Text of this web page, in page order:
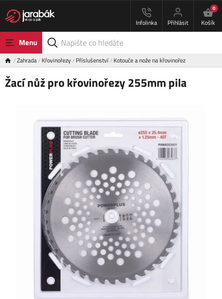
Infolinka Přihlásit
0
Košík
Menu
Zahrada Křovinořezy Příslušenství Kotouče a nože na křovinořez
Žací nůž pro křovinořezy 255mm pila